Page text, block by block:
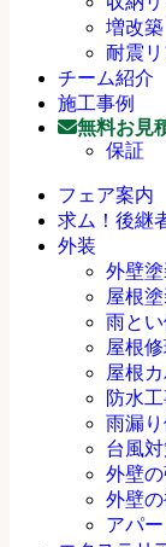
増改築
耐震
チーム紹介
施工事例
無料お見
保証
フェア案内
求ム！後継
外装
外壁
屋根
雨と
屋根
屋根
防水
雨漏
台風
外壁の
外壁
アパ